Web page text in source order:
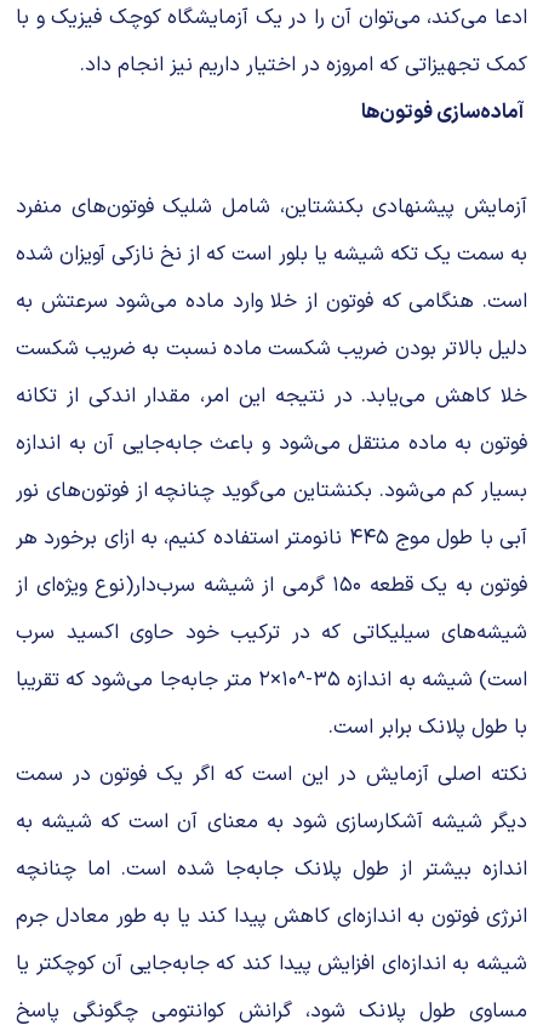
ادعا می‌کند، می‌توان آن را در یک آزمایشگاه کوچک فیزیک و با
کمک تجهیزاتی که امروزه در اختیار داریم نیز انجام داد.
آماده‌سازی فوتون‌ها
آزمایش پیشنهادی بکنشتاین، شامل شلیک فوتون‌های منفرد
به سمت یک تکه شیشه یا بلور است که از نخ نازکی آویزان شده
است. هنگامی که فوتون از خلا وارد ماده می‌شود سرعتش به
دلیل بالاتر بودن ضریب شکست ماده نسبت به ضریب شکست
خلا کاهش می‌یابد. در نتیجه این امر، مقدار اندکی از تکانه
فوتون به ماده منتقل می‌شود و باعث جابه‌جایی آن به اندازه
بسیار کم می‌شود. بکنشتاین می‌گوید چنانچه از فوتون‌های نور
آبی با طول موج ۴۴۵ نانومتر استفاده کنیم، به ازای برخورد هر
فوتون به یک قطعه ۱۵۰ گرمی از شیشه سرب‌دار(نوع ویژه‌ای از
شیشه‌های سیلیکاتی که در ترکیب خود حاوی اکسید سرب
است) شیشه به اندازه ۳۵-^۱۰×۲ متر جابه‌جا می‌شود که تقریبا
با طول پلانک برابر است.
نکته اصلی آزمایش در این است که اگر یک فوتون در سمت
دیگر شیشه آشکارسازی شود به معنای آن است که شیشه به
اندازه بیشتر از طول پلانک جابه‌جا شده است. اما چنانچه
انرژی فوتون به اندازه‌ای کاهش پیدا کند یا به طور معادل جرم
شیشه به اندازه‌ای افزایش پیدا کند که جابه‌جایی آن کوچکتر یا
مساوی طول پلانک شود، گرانش کوانتومی چگونگی پاسخ